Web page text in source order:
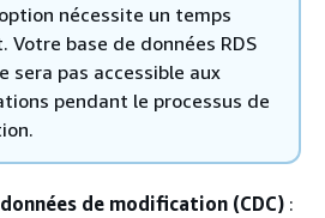
nécessite un temps
Votre base de données RDS
sera pas accessible aux
pendant le processus de
de modification (CDC) :